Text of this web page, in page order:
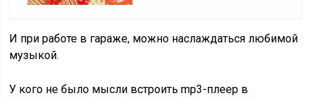
И при работе в гараже, можно наслаждаться любимой
музыкой.
У кого не было мысли встроить mp3-плеер в